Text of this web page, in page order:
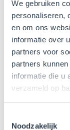
We gebruiken
personaliseren,
en om ons
informatie over
partners voor
partners
informatie die u
verzameld op
Noodzakelijk
bijgewerkt.
gebruik bij
waarbij
RFID-labels
producten
voorzien van